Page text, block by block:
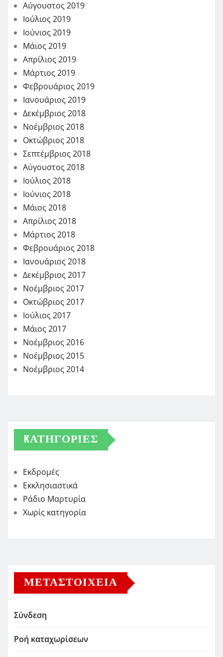
Αύγουστος 2019
Ιούλιος 2019
Ιούνιος 2019
Μάιος 2019
Απρίλιος 2019
Μάρτιος 2019
Φεβρουάριος 2019
Ιανουάριος 2019
Δεκέμβριος 2018
Νοέμβριος 2018
Οκτώβριος 2018
Σεπτέμβριος 2018
Αύγουστος 2018
Ιούλιος 2018
Ιούνιος 2018
Μάιος 2018
Απρίλιος 2018
Μάρτιος 2018
Φεβρουάριος 2018
Ιανουάριος 2018
Δεκέμβριος 2017
Νοέμβριος 2017
Οκτώβριος 2017
Ιούλιος 2017
Μάιος 2017
Νοέμβριος 2016
Νοέμβριος 2015
Νοέμβριος 2014
KΑΤΗΓΟΡΊΕΣ
Εκδρομές
Εκκλησιαστικά
Ράδιο Μαρτυρία
Χωρίς κατηγορία
ΜΕΤΑΣΤΟΙΧΕΊΑ
Σύνδεση
Ροή καταχωρίσεων